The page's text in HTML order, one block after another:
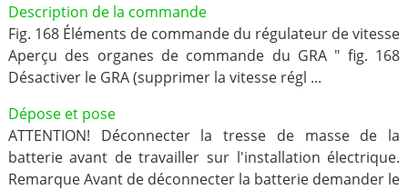
Description de la commande
Fig. 168 Éléments de commande du régulateur de vitesse
Aperçu des organes de commande du GRA " fig. 168
Désactiver le GRA (supprimer la vitesse régl ...
Dépose et pose
ATTENTION! Déconnecter la tresse de masse de la
batterie avant de travailler sur l'installation électrique.
Remarque Avant de déconnecter la batterie demander le